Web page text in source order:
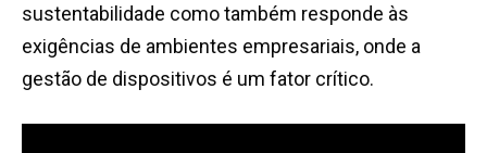
sustentabilidade como também responde às
exigências de ambientes empresariais, onde a
gestão de dispositivos é um fator crítico.